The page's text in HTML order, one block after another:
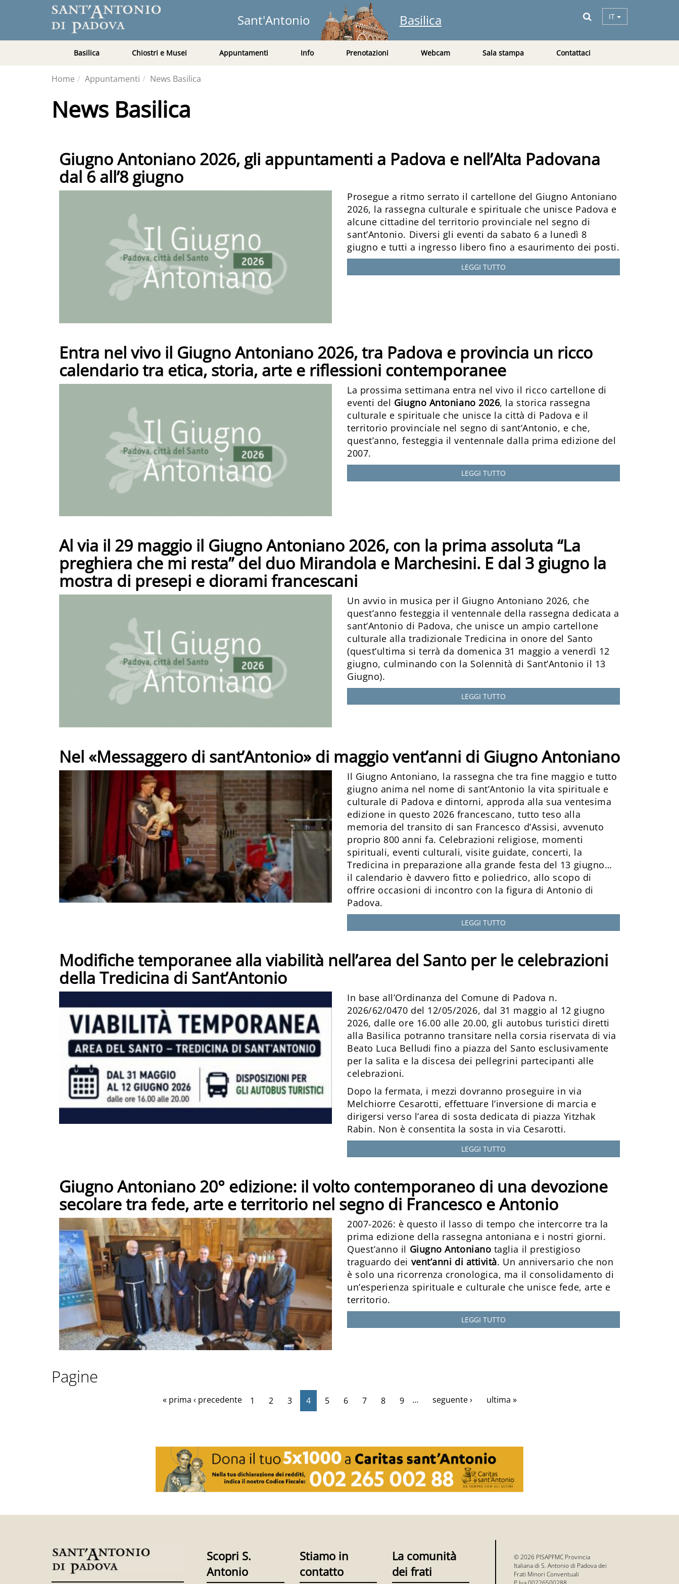
Sant'Antonio Basilica IT
Basilica Chiostri e Musei Appuntamenti Info Prenotazioni Webcam Sala stampa Contattaci
Home Appuntamenti News Basilica
News Basilica
Giugno Antoniano 2026, gli appuntamenti a Padova e nell’Alta Padovana
dal 6 all’8 giugno
Prosegue a ritmo serrato il cartellone del Giugno Antoniano
2026, la rassegna culturale e spirituale che unisce Padova e
alcune cittadine del territorio provinciale nel segno di
sant’Antonio. Diversi gli eventi da sabato 6 a lunedì 8
giugno e tutti a ingresso libero fino a esaurimento dei posti.
LEGGI TUTTO
Entra nel vivo il Giugno Antoniano 2026, tra Padova e provincia un ricco
calendario tra etica, storia, arte e riflessioni contemporanee
La prossima settimana entra nel vivo il ricco cartellone di
eventi del Giugno Antoniano 2026, la storica rassegna
culturale e spirituale che unisce la città di Padova e il
territorio provinciale nel segno di sant’Antonio, e che,
quest’anno, festeggia il ventennale dalla prima edizione del
2007.
LEGGI TUTTO
Al via il 29 maggio il Giugno Antoniano 2026, con la prima assoluta “La
preghiera che mi resta” del duo Mirandola e Marchesini. E dal 3 giugno la
mostra di presepi e diorami francescani
Un avvio in musica per il Giugno Antoniano 2026, che
quest’anno festeggia il ventennale della rassegna dedicata a
sant’Antonio di Padova, che unisce un ampio cartellone
culturale alla tradizionale Tredicina in onore del Santo
(quest’ultima si terrà da domenica 31 maggio a venerdì 12
giugno, culminando con la Solennità di Sant’Antonio il 13
Giugno).
LEGGI TUTTO
Nel «Messaggero di sant’Antonio» di maggio vent’anni di Giugno Antoniano
Il Giugno Antoniano, la rassegna che tra fine maggio e tutto
giugno anima nel nome di sant’Antonio la vita spirituale e
culturale di Padova e dintorni, approda alla sua ventesima
edizione in questo 2026 francescano, tutto teso alla
memoria del transito di san Francesco d’Assisi, avvenuto
proprio 800 anni fa. Celebrazioni religiose, momenti
spirituali, eventi culturali, visite guidate, concerti, la
Tredicina in preparazione alla grande festa del 13 giugno…
il calendario è davvero fitto e poliedrico, allo scopo di
offrire occasioni di incontro con la figura di Antonio di
Padova.
LEGGI TUTTO
Modifiche temporanee alla viabilità nell’area del Santo per le celebrazioni
della Tredicina di Sant’Antonio
In base all’Ordinanza del Comune di Padova n.
2026/62/0470 del 12/05/2026, dal 31 maggio al 12 giugno
2026, dalle ore 16.00 alle 20.00, gli autobus turistici diretti
alla Basilica potranno transitare nella corsia riservata di via
Beato Luca Belludi fino a piazza del Santo esclusivamente
per la salita e la discesa dei pellegrini partecipanti alle
celebrazioni.
Dopo la fermata, i mezzi dovranno proseguire in via
Melchiorre Cesarotti, effettuare l’inversione di marcia e
dirigersi verso l’area di sosta dedicata di piazza Yitzhak
Rabin. Non è consentita la sosta in via Cesarotti.
LEGGI TUTTO
Giugno Antoniano 20° edizione: il volto contemporaneo di una devozione
secolare tra fede, arte e territorio nel segno di Francesco e Antonio
2007-2026: è questo il lasso di tempo che intercorre tra la
prima edizione della rassegna antoniana e i nostri giorni.
Quest’anno il Giugno Antoniano taglia il prestigioso
traguardo dei vent’anni di attività. Un anniversario che non
è solo una ricorrenza cronologica, ma il consolidamento di
un’esperienza spirituale e culturale che unisce fede, arte e
territorio.
LEGGI TUTTO
Pagine
« prima ‹ precedente 1 2 3 4 5 6 7 8 9 … seguente › ultima »
Scopri S.
Antonio
Stiamo in
contatto
La comunità
dei frati
© 2026 PISAPFMC Provincia
Italiana di S. Antonio di Padova dei
Frati Minori Conventuali